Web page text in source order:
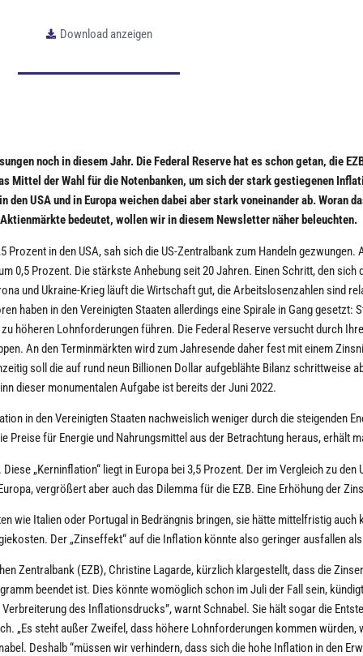
Download anzeigen
noch in diesem Jahr. Die Federal Reserve hat es schon getan, die
Mittel der Wahl für die Notenbanken, um sich der stark gestiegenen
USA und in Europa weichen dabei aber stark voneinander ab. Woran
bedeutet, wollen wir in diesem Newsletter näher beleuchten.
in den USA, sah sich die US-Zentralbank zum Handeln gezwungen.
0,5 Prozent. Die stärkste Anhebung seit 20 Jahren. Einen Schritt, den sich
und Ukraine-Krieg läuft die Wirtschaft gut, die Arbeitslosenzahlen sind
haben in den Vereinigten Staaten allerdings eine Spirale in Gang gesetzt:
höheren Lohnforderungen führen. Die Federal Reserve versucht durch
An den Terminmärkten wird zum Jahresende daher fest mit einem
soll die auf rund neun Billionen Dollar aufgeblähte Bilanz schrittweise
dieser monumentalen Aufgabe ist bereits der Juni 2022.
in den Vereinigten Staaten nachweislich weniger durch die steigenden
Preise für Energie und Nahrungsmittel aus der Betrachtung heraus, erhält
„Kerninflation“ liegt in Europa bei 3,5 Prozent. Der im Vergleich zu den
vergrößert aber auch das Dilemma für die EZB. Eine Erhöhung der
wie Italien oder Portugal in Bedrängnis bringen, sie hätte mittelfristig auch
Der „Zinseffekt“ auf die Inflation könnte also geringer ausfallen
Zentralbank (EZB), Christine Lagarde, kürzlich klargestellt, dass die
beendet ist. Dies könnte womöglich schon im Juli der Fall sein,
des Inflationsdrucks”, warnt Schnabel. Sie hält sogar die
„Es steht außer Zweifel, dass höhere Lohnforderungen kommen würden,
Deshalb “müssen wir verhindern, dass sich die hohe Inflation in den